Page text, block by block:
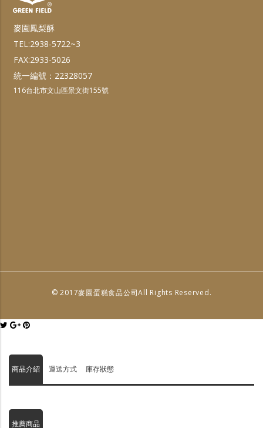
麥園鳳梨酥
TEL:2938-5722~3
FAX:2933-5026
統一編號：22328057
116台北市文山區景文街155號
© 2017麥園蛋糕食品公司All Rights Reserved.
商品介紹 運送方式 庫存狀態
推薦商品